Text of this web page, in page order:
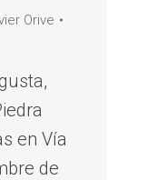
Orive
en Vía
de